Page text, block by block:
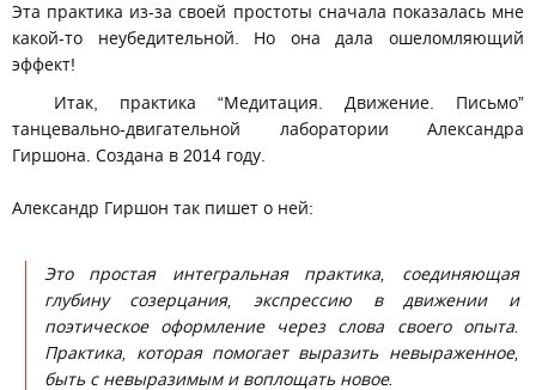
Эта практика из-за своей простоты сначала показалась мне
какой-то неубедительной. Но она дала ошеломляющий
эффект!
Итак, практика “Медитация. Движение. Письмо”
танцевально-двигательной лаборатории Александра
Гиршона. Создана в 2014 году.
Александр Гиршон так пишет о ней:
Это простая интегральная практика, соединяющая
глубину созерцания, экспрессию в движении и
поэтическое оформление через слова своего опыта.
Практика, которая помогает выразить невыраженное,
быть с невыразимым и воплощать новое.